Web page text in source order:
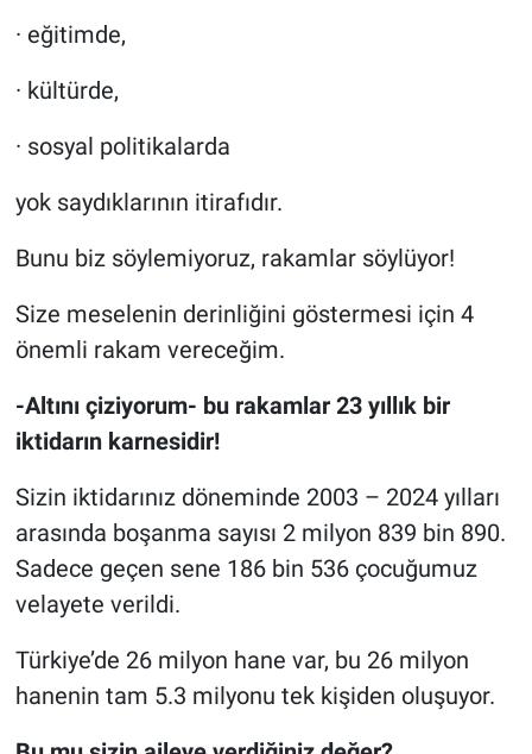
· eğitimde,
· kültürde,
· sosyal politikalarda
yok saydıklarının itirafıdır.
Bunu biz söylemiyoruz, rakamlar söylüyor!
Size meselenin derinliğini göstermesi için 4
önemli rakam vereceğim.
-Altını çiziyorum- bu rakamlar 23 yıllık bir
iktidarın karnesidir!
Sizin iktidarınız döneminde 2003 – 2024 yılları
arasında boşanma sayısı 2 milyon 839 bin 890.
Sadece geçen sene 186 bin 536 çocuğumuz
velayete verildi.
Türkiye’de 26 milyon hane var, bu 26 milyon
hanenin tam 5.3 milyonu tek kişiden oluşuyor.